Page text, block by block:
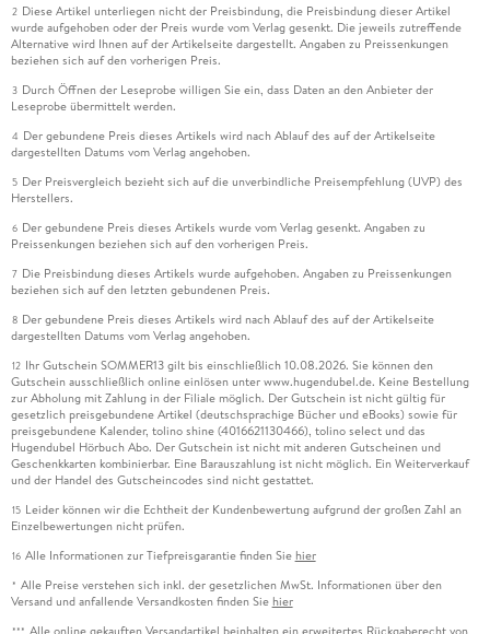
2 Diese Artikel unterliegen nicht der Preisbindung, die Preisbindung dieser Artikel
wurde aufgehoben oder der Preis wurde vom Verlag gesenkt. Die jeweils zutreffende
Alternative wird Ihnen auf der Artikelseite dargestellt. Angaben zu Preissenkungen
beziehen sich auf den vorherigen Preis.
3 Durch Öffnen der Leseprobe willigen Sie ein, dass Daten an den Anbieter der
Leseprobe übermittelt werden.
4 Der gebundene Preis dieses Artikels wird nach Ablauf des auf der Artikelseite
dargestellten Datums vom Verlag angehoben.
5 Der Preisvergleich bezieht sich auf die unverbindliche Preisempfehlung (UVP) des
Herstellers.
6 Der gebundene Preis dieses Artikels wurde vom Verlag gesenkt. Angaben zu
Preissenkungen beziehen sich auf den vorherigen Preis.
7 Die Preisbindung dieses Artikels wurde aufgehoben. Angaben zu Preissenkungen
beziehen sich auf den letzten gebundenen Preis.
8 Der gebundene Preis dieses Artikels wird nach Ablauf des auf der Artikelseite
dargestellten Datums vom Verlag angehoben.
12 Ihr Gutschein SOMMER13 gilt bis einschließlich 10.08.2026. Sie können den
Gutschein ausschließlich online einlösen unter www.hugendubel.de. Keine Bestellung
zur Abholung mit Zahlung in der Filiale möglich. Der Gutschein ist nicht gültig für
gesetzlich preisgebundene Artikel (deutschsprachige Bücher und eBooks) sowie für
preisgebundene Kalender, tolino shine (4016621130466), tolino select und das
Hugendubel Hörbuch Abo. Der Gutschein ist nicht mit anderen Gutscheinen und
Geschenkkarten kombinierbar. Eine Barauszahlung ist nicht möglich. Ein Weiterverkauf
und der Handel des Gutscheincodes sind nicht gestattet.
15 Leider können wir die Echtheit der Kundenbewertung aufgrund der großen Zahl an
Einzelbewertungen nicht prüfen.
16 Alle Informationen zur Tiefpreisgarantie finden Sie hier
* Alle Preise verstehen sich inkl. der gesetzlichen MwSt. Informationen über den
Versand und anfallende Versandkosten finden Sie hier
***